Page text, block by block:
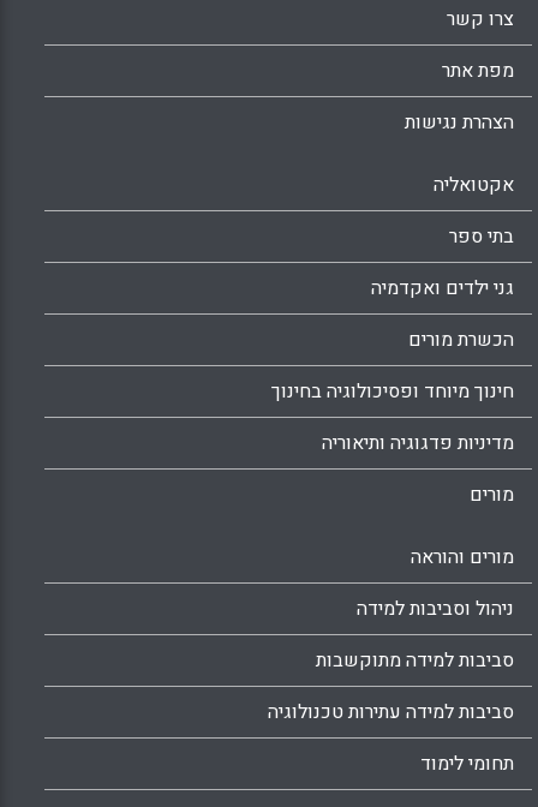
צרו קשר
מפת אתר
הצהרת נגישות
אקטואליה
בתי ספר
גני ילדים ואקדמיה
הכשרת מורים
חינוך מיוחד ופסיכולוגיה בחינוך
מדיניות פדגוגיה ותיאוריה
מורים
מורים והוראה
ניהול וסביבות למידה
סביבות למידה מתוקשבות
סביבות למידה עתירות טכנולוגיה
תחומי לימוד